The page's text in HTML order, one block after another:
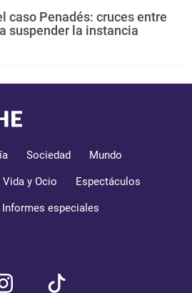
caso Penadés: cruces entre
suspender la instancia
Sociedad Mundo
Vida y Ocio Espectáculos
Informes especiales